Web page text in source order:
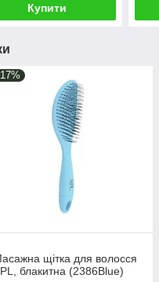
Купити
щітка для волосся
блакитна (2386Blue)